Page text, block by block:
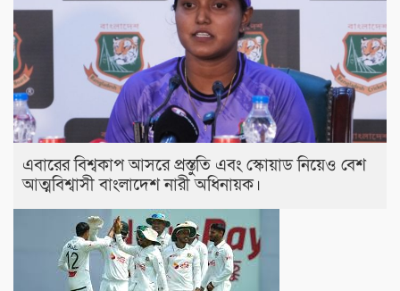
এবারের বিশ্বকাপ আসরে প্রস্তুতি এবং স্কোয়াড নিয়েও বেশ
আত্মবিশ্বাসী বাংলাদেশ নারী অধিনায়ক।